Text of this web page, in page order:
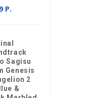
Р.
Sagisu
Genesis
2
&